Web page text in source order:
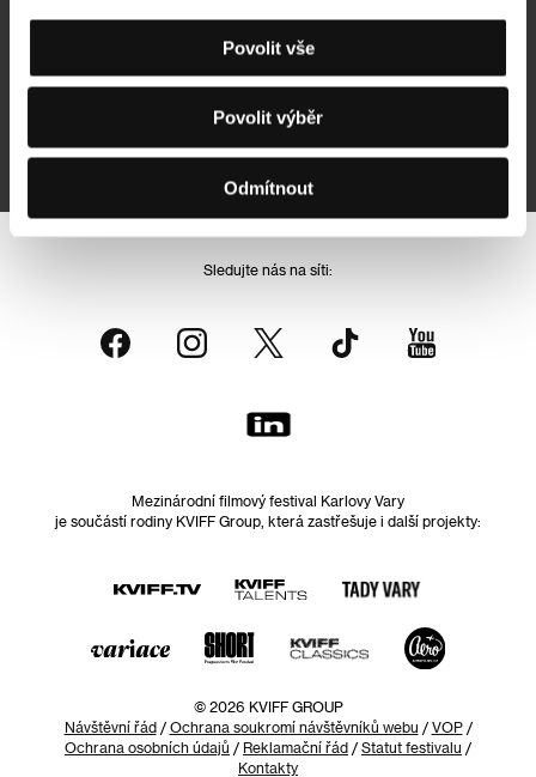
Povolit vše
Povolit výběr
Odmítnout
Přihlášením souhlasím sezpracováním osobních údajů
Sledujte nás na síti:
Mezinárodní filmový festival Karlovy Vary
je součástí rodiny KVIFF Group, která zastřešuje i další projekty:
© 2026 KVIFF GROUP
Návštěvní řád/ Ochrana soukromí návštěvníků webu / VOP/
Ochrana osobních údajů / Reklamační řád / Statut festivalu /
Kontakty